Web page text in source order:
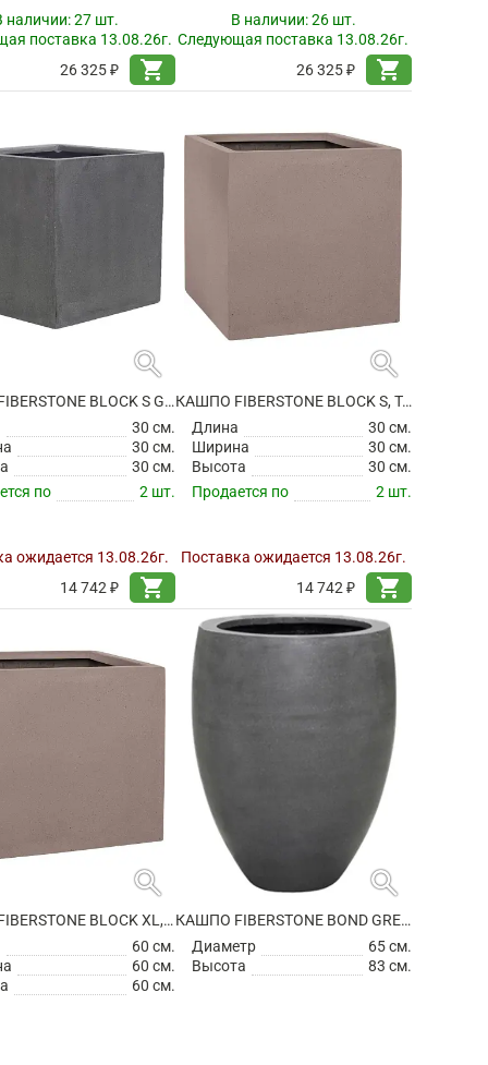
наличии:27 шт.
поставка 13.08.26г.
26 325 ₽
shopping_cart
В наличии:26 шт.
Следующая поставка 13.08.26г.
26 325 ₽
shopping_cart
search
КАШПО FIBERSTONE BLOCK S GREY
30 см.
30 см.
30 см.
по
2 шт.
ожидается 13.08.26г.
14 742 ₽
shopping_cart
search
КАШПО FIBERSTONE BLOCK S, TAUPE
Длина
30 см.
Ширина
30 см.
Высота
30 см.
Продается по
2 шт.
Поставка ожидается 13.08.26г.
14 742 ₽
shopping_cart
search
КАШПО FIBERSTONE BLOCK XL, TAUPE
60 см.
60 см.
60 см.
search
КАШПО FIBERSTONE BOND GREY L
Диаметр
65 см.
Высота
83 см.